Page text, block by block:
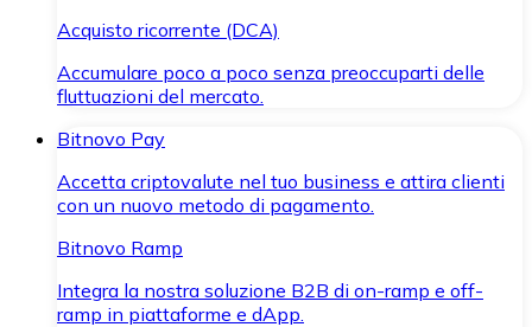
Acquisto ricorrente (DCA)
Accumulare poco a poco senza preoccuparti delle
fluttuazioni del mercato.
Bitnovo Pay
Accetta criptovalute nel tuo business e attira clienti
con un nuovo metodo di pagamento.
Bitnovo Ramp
Integra la nostra soluzione B2B di on-ramp e off-
ramp in piattaforme e dApp.